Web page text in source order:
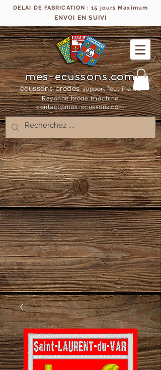
DELAI DE FABRICATION : 15 jours Maximum
ENVOI EN SUIVI
mes-ecussons.com
écussons brodés support feutrine, fil
Rayonne brodémachine
contact@mes-ecussons.com